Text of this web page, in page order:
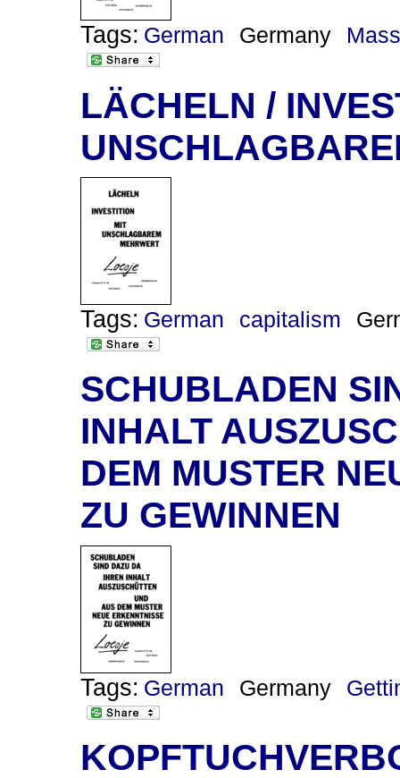
Tags: German Germany
LÄCHELN /
Tags: German capitalism
SCHUBLADEN
INHALT
DEM MUSTER
ZU GEWINNEN
Tags: German Germany